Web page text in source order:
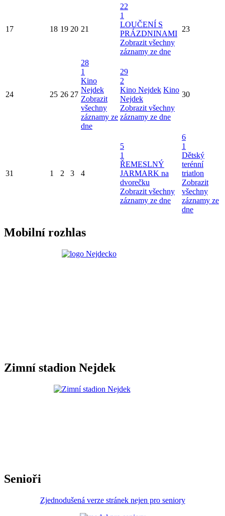
17 18 19 20 21
22
1
LOUČENÍ S
PRÁZDNINAMI
Zobrazit všechny
záznamy ze dne
23
24 25 26 27
28
1
Kino
Nejdek
Zobrazit
všechny
záznamy ze
dne
29
2
Kino Nejdek Kino
Nejdek
Zobrazit všechny
záznamy ze dne
30
31 1 2 3 4
5
1
ŘEMESLNÝ
JARMARK na
dvorečku
Zobrazit všechny
záznamy ze dne
6
1
Dětský
terénní
triatlon
Zobrazit
všechny
záznamy ze
dne
Mobilní rozhlas
Zimní stadion Nejdek
Senioři
Zjednodušená verze stránek nejen pro seniory